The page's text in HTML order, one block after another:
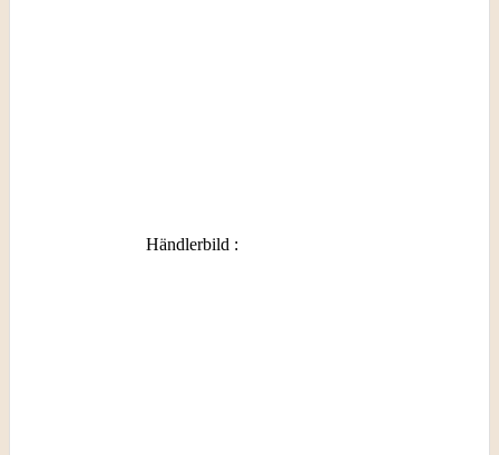
Händlerbild :